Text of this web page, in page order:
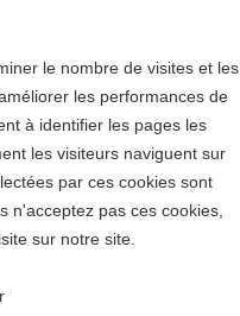
le nombre de visites et les
les performances de
à identifier les pages les
les visiteurs naviguent sur
par ces cookies sont
n'acceptez pas ces cookies,
sur notre site.